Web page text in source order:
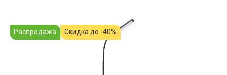
Распродажа Скидка до -40%